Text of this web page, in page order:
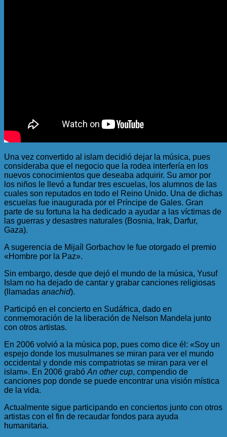
Una vez convertido al islam decidió dejar la música, pues
consideraba que el negocio que la rodea interfería en los
nuevos conocimientos que deseaba adquirir. Su amor por
los niños le llevó a fundar tres escuelas, los alumnos de las
cuales son reputados en todo el Reino Unido. Una de dichas
escuelas fue inaugurada por el Príncipe de Gales. Gran
parte de su fortuna la ha dedicado a ayudar a las víctimas de
las guerras y desastres naturales (Bosnia, Irak, Darfur,
Gaza).
A sugerencia de Mijaíl Gorbachov le fue otorgado el premio
«Hombre por la Paz».
Sin embargo, desde que dejó el mundo de la música, Yusuf
Islam no ha dejado de cantar y grabar canciones religiosas
(llamadas anachid).
Participó en el concierto en Sudáfrica, dado en
conmemoración de la liberación de Nelson Mandela junto
con otros artistas.
En 2006 volvió a la música pop, pues como dice él: «Soy un
espejo donde los musulmanes se miran para ver el mundo
occidental y donde mis compatriotas se miran para ver el
islam». En 2006 grabó An other cup, compendio de
canciones pop donde se puede encontrar una visión mística
de la vida.
Actualmente sigue participando en conciertos junto con otros
artistas con el fin de recaudar fondos para ayuda
humanitaria.